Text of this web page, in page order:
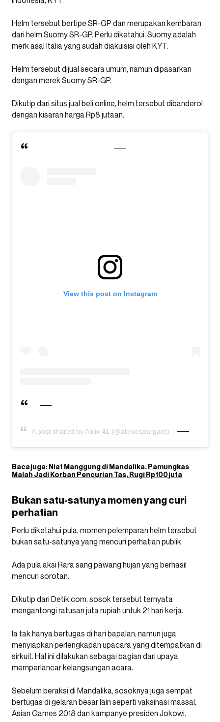
Helm tersebut bertipe SR-GP dan merupakan kembaran
dari helm Suomy SR-GP. Perlu diketahui, Suomy adalah
merk asal Italia yang sudah diakuisisi oleh KYT.
Helm tersebut dijual secara umum, namun dipasarkan
dengan merek Suomy SR-GP.
Dikutip dari situs jual beli online, helm tersebut dibanderol
dengan kisaran harga Rp8 jutaan.
View this post on Instagram
A post shared by Aleix 41 (@aleixespargaro)
Baca juga:Niat Manggung di Mandalika, Pamungkas
Malah Jadi Korban Pencurian Tas, Rugi Rp100 juta
Bukan satu-satunya momen yang curi
perhatian
Perlu diketahui pula, momen pelemparan helm tersebut
bukan satu-satunya yang mencuri perhatian publik.
Ada pula aksi Rara sang pawang hujan yang berhasil
mencuri sorotan.
Dikutip dari Detik.com, sosok tersebut ternyata
mengantongi ratusan juta rupiah untuk 21 hari kerja.
Ia tak hanya bertugas di hari bapalan, namun juga
menyiapkan perlengkapan upacara yang ditempatkan di
sirkuit. Hal ini dilakukan sebagai bagian dari upaya
memperlancar kelangsungan acara.
Sebelum beraksi di Mandalika, sosoknya juga sempat
bertugas di gelaran besar lain seperti vaksinasi massal,
Asian Games 2018 dan kampanye presiden Jokowi.